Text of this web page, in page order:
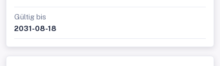
Gültig bis
2031-08-18